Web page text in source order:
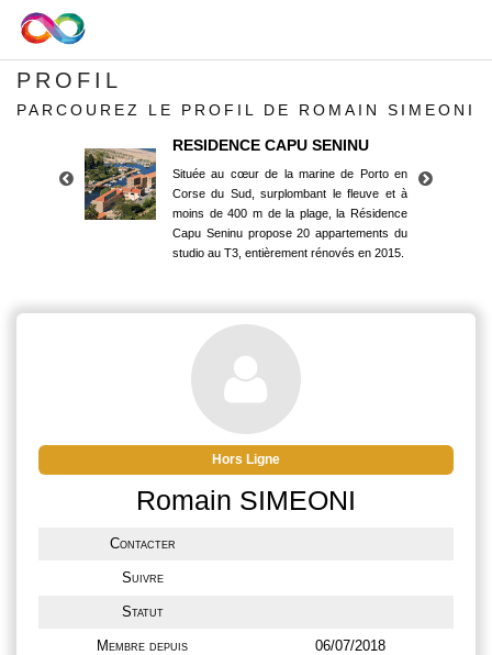
PROFIL
PARCOUREZ LE PROFIL DE ROMAIN SIMEONI
RESIDENCE CAPU SENINU
Située au cœur de la marine de Porto en
Corse du Sud, surplombant le fleuve et à
moins de 400 m de la plage, la Résidence
Capu Seninu propose 20 appartements du
studio au T3, entièrement rénovés en 2015.
Corse du Sud, surplombant le fleuve et à
moins de 400 m de la plage, la Résidence
Capu Seninu propose 20 appartements du
studio au T3, entièrement rénovés en 2015.
Hors Ligne
Romain SIMEONI
Contacter
Suivre
Statut
Membre depuis 06/07/2018